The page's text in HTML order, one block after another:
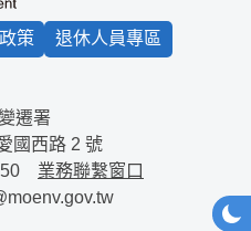
策
退休人員專區
遷署
國西路 2 號
業務聯繫窗口
網站
深